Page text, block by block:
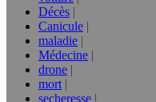
Décès
Canicule
maladie
Médecine
drone
mort
secheresse